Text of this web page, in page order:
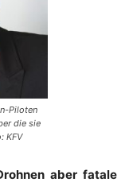
Piloten
die sie
KFV
aber fatale